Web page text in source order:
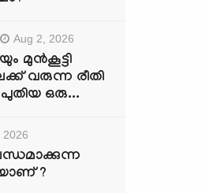
Aug 2, 2026
മുൻകൂട്ടി
വരുന്ന രീതി
ഒരു...
2026
?